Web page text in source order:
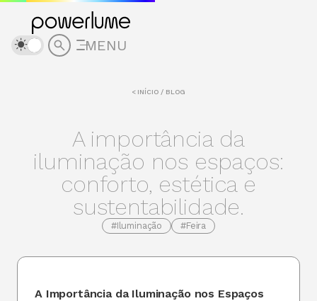
MENU
< INÍCIO / BLOG
A importância da
iluminação nos espaços:
conforto, estética e
sustentabilidade.
#Iluminação #Feira
A Importância da Iluminação nos Espaços